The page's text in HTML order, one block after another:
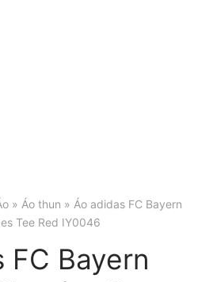
» Áo thun » Áo adidas FC Bayern
Tee Red IY0046
FC Bayern